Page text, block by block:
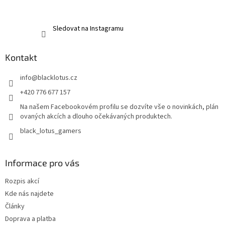
Sledovat na Instagramu
Kontakt
info@blacklotus.cz
+420 776 677 157
Na našem Facebookovém profilu se dozvíte vše o novinkách, plán
ovaných akcích a dlouho očekávaných produktech.
black_lotus_gamers
Informace pro vás
Rozpis akcí
Kde nás najdete
Články
Doprava a platba